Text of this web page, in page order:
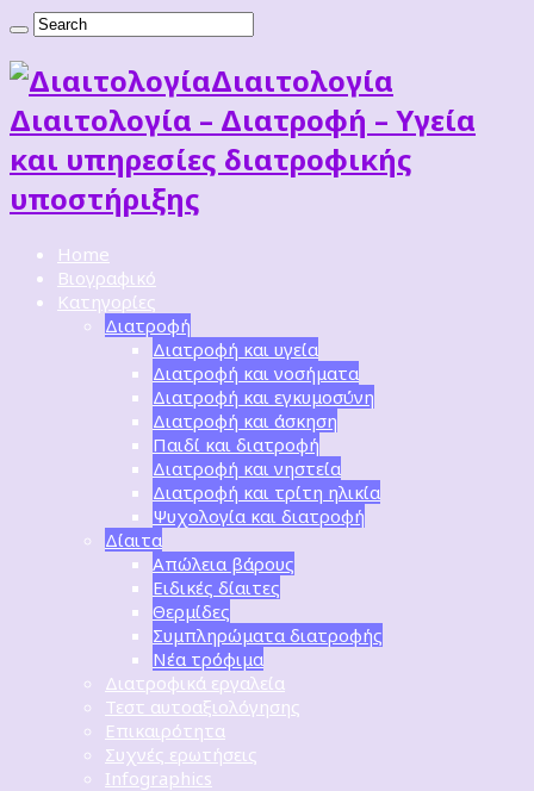
Διαιτoλογία
Διαιτολογία – Διατροφή – Υγεία
και υπηρεσίες διατροφικής
υποστήριξης
Home
Βιογραφικό
Κατηγορίες
Διατροφή
Διατροφή και υγεία
Διατροφή και νοσήματα
Διατροφή και εγκυμοσύνη
Διατροφή και άσκηση
Παιδί και διατροφή
Διατροφή και νηστεία
Διατροφή και τρίτη ηλικία
Ψυχολογία και διατροφή
Δίαιτα
Απώλεια βάρους
Ειδικές δίαιτες
Θερμίδες
Συμπληρώματα διατροφής
Νέα τρόφιμα
Διατροφικά εργαλεία
Τεστ αυτοαξιολόγησης
Επικαιρότητα
Συχνές ερωτήσεις
Infographics